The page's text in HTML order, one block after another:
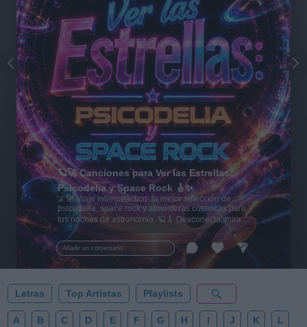
Añadir un comentario ...
🪐🚀 Canciones para Ver las Estrellas:
Psicodelia y Space Rock 🎸✨
🌌🚀 Viaje intergaláctico: la mejor selección de
psicodelia, space rock y atmósferas cósmicas para
tus noches de astronomía. 🪐🎸 Desconecta, mira
al firmamento y siente la gravedad cero. 💾 ¡Guarda
esta colección para tu próxima noche estrellada!
✨⭐
Letras Top Artistas Playlists
A B C D E F G H I J K L